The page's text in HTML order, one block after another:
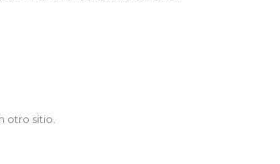
otro sitio.